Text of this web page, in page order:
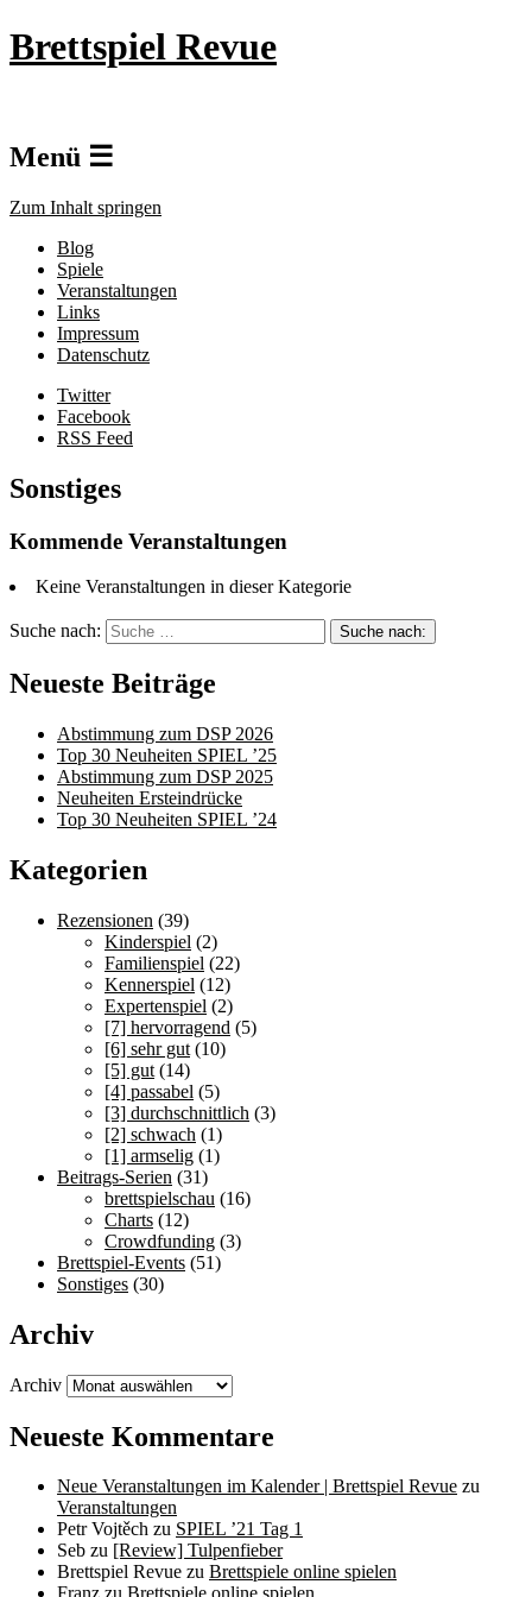
Brettspiel Revue
Menü ☰
Zum Inhalt springen
Blog
Spiele
Veranstaltungen
Links
Impressum
Datenschutz
Twitter
Facebook
RSS Feed
Sonstiges
Kommende Veranstaltungen
Keine Veranstaltungen in dieser Kategorie
Suche nach:
Neueste Beiträge
Abstimmung zum DSP 2026
Top 30 Neuheiten SPIEL ’25
Abstimmung zum DSP 2025
Neuheiten Ersteindrücke
Top 30 Neuheiten SPIEL ’24
Kategorien
Rezensionen (39)
Kinderspiel (2)
Familienspiel (22)
Kennerspiel (12)
Expertenspiel (2)
[7] hervorragend (5)
[6] sehr gut (10)
[5] gut (14)
[4] passabel (5)
[3] durchschnittlich (3)
[2] schwach (1)
[1] armselig (1)
Beitrags-Serien (31)
brettspielschau (16)
Charts (12)
Crowdfunding (3)
Brettspiel-Events (51)
Sonstiges (30)
Archiv
Archiv
Neueste Kommentare
Neue Veranstaltungen im Kalender | Brettspiel Revue zu
Veranstaltungen
Petr Vojtěch zu SPIEL ’21 Tag 1
Seb zu [Review] Tulpenfieber
Brettspiel Revue zu Brettspiele online spielen